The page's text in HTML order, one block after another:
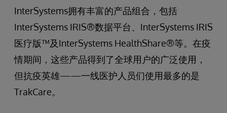
InterSystems拥有丰富的产品组合，包括
InterSystems IRIS®数据平台、InterSystems IRIS
医疗版™及InterSystems HealthShare®等。在疫
情期间，这些产品得到了全球用户的广泛使用，
但抗疫英雄——一线医护人员们使用最多的是
TrakCare。